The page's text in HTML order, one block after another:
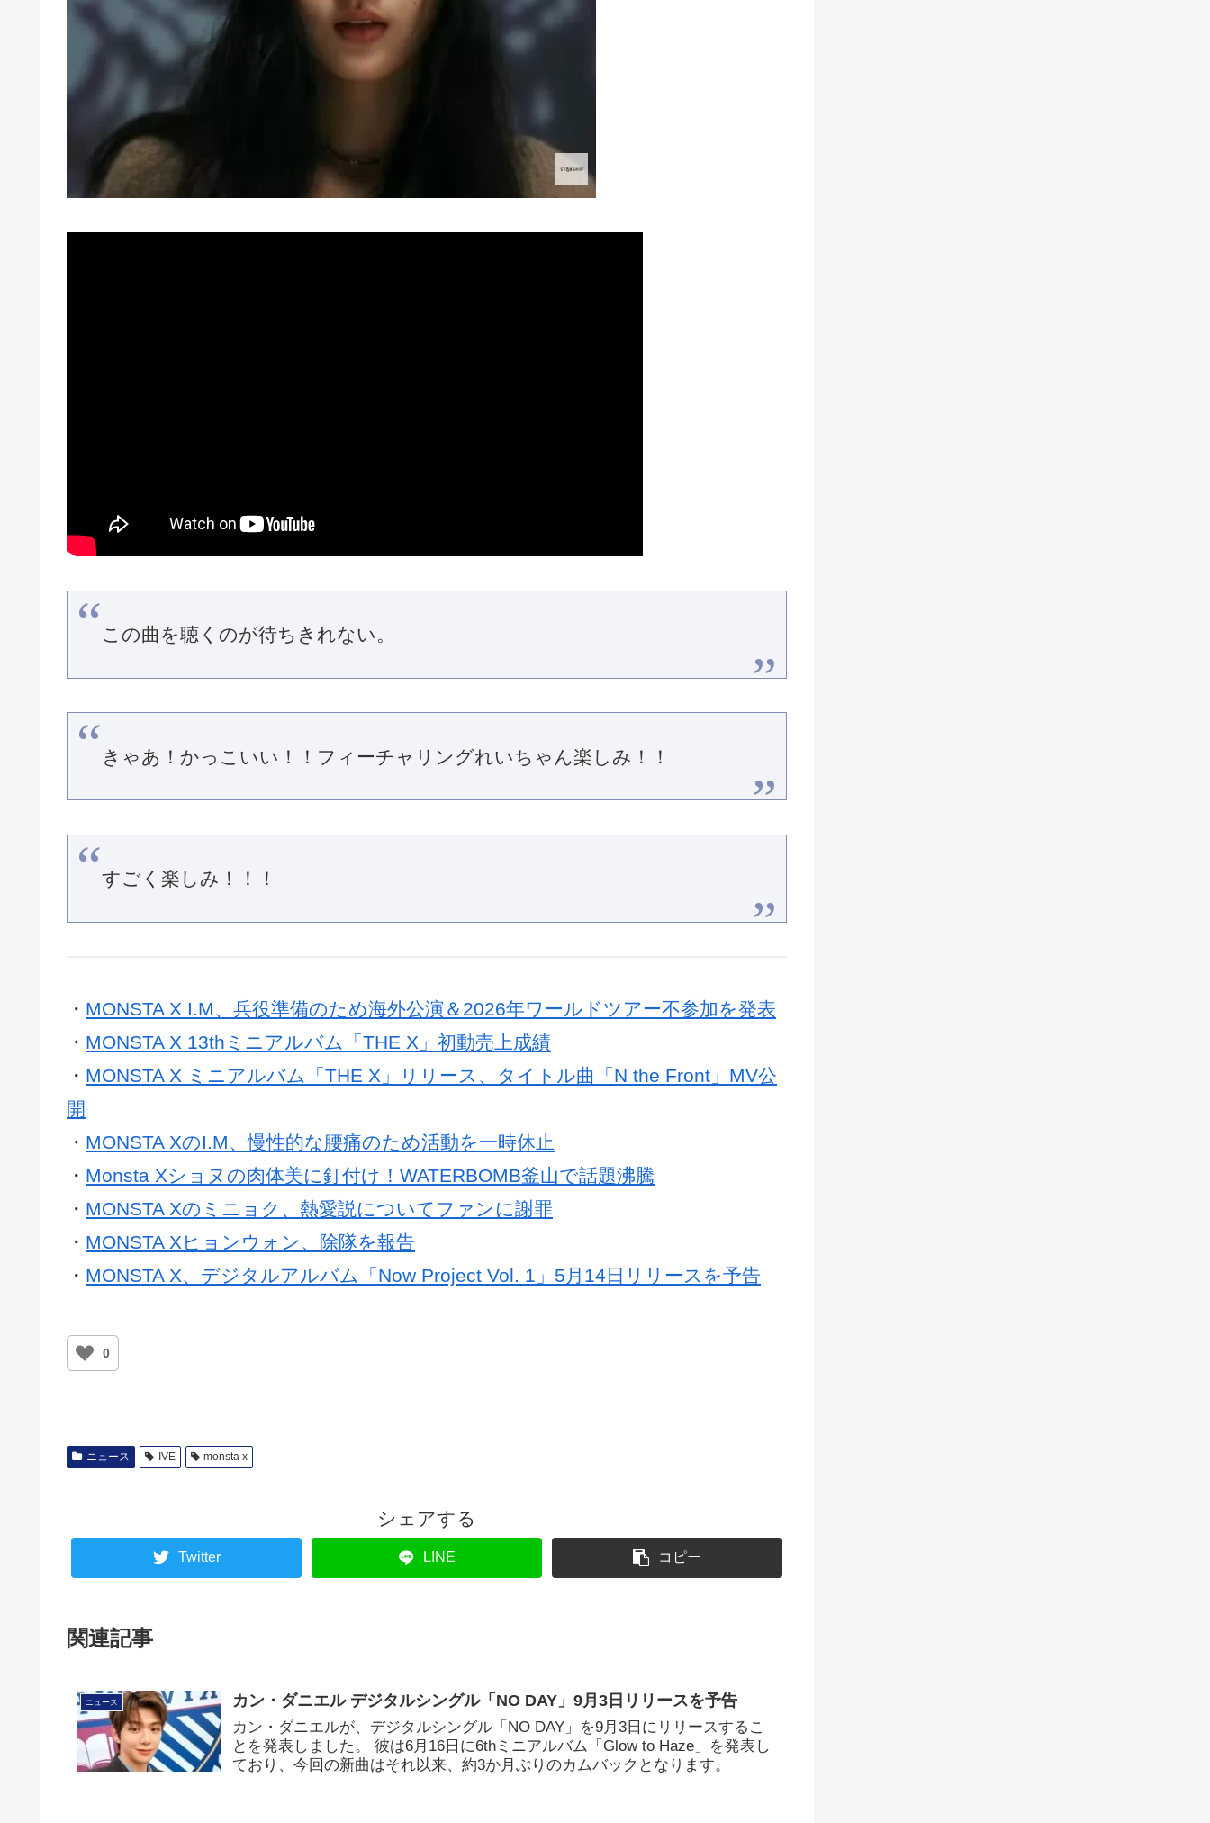
この曲を聴くのが待ちきれない。
きゃあ！かっこいい！！フィーチャリングれいちゃん楽しみ！！
すごく楽しみ！！！
・ MONSTA X I.M、兵役準備のため海外公演＆2026年ワールドツアー不参加を発表
・ MONSTA X 13thミニアルバム「THE X」初動売上成績
・ MONSTA X ミニアルバム「THE X」リリース、タイトル曲「N the Front」MV公
開
・ MONSTA XのI.M、慢性的な腰痛のため活動を一時休止
・ Monsta Xショヌの肉体美に釘付け！WATERBOMB釜山で話題沸騰
・ MONSTA Xのミニョク、熱愛説についてファンに謝罪
・ MONSTA Xヒョンウォン、除隊を報告
・ MONSTA X、デジタルアルバム「Now Project Vol. 1」5月14日リリースを予告
0
ニュース IVE monsta x
シェアする
Twitter LINE コピー
関連記事
ニュース カン・ダニエル デジタルシングル「NO DAY」9月3日リリースを予告
カン・ダニエルが、デジタルシングル「NO DAY」を9月3日にリリースするこ
とを発表しました。 彼は6月16日に6thミニアルバム「Glow to Haze」を発表し
ており、今回の新曲はそれ以来、約3か月ぶりのカムバックとなります。